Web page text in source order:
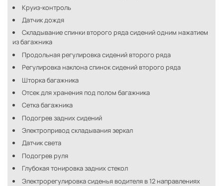
Круиз-контроль
Датчик дождя
Складывание спинки второго ряда сидений одним нажатием
из багажника
Продольная регулировка сидений второго ряда
Регулировка наклона спинок сидений второго ряда
Шторка багажника
Отсек для хранения под полом багажника
Сетка багажника
Подогрев задних сидений
Электропривод складывания зеркал
Датчик света
Подогрев руля
Глубокая тонировка задних стекол
Электрорегулировка сиденья водителя в 12 направлениях